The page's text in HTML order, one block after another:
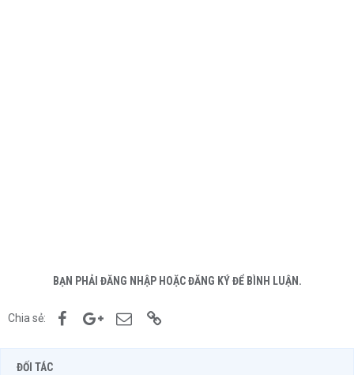
BẠN PHẢI ĐĂNG NHẬP HOẶC ĐĂNG KÝ ĐỂ BÌNH LUẬN.
Chia sẻ: FacebookGoogle+Email
ĐỐI TÁC